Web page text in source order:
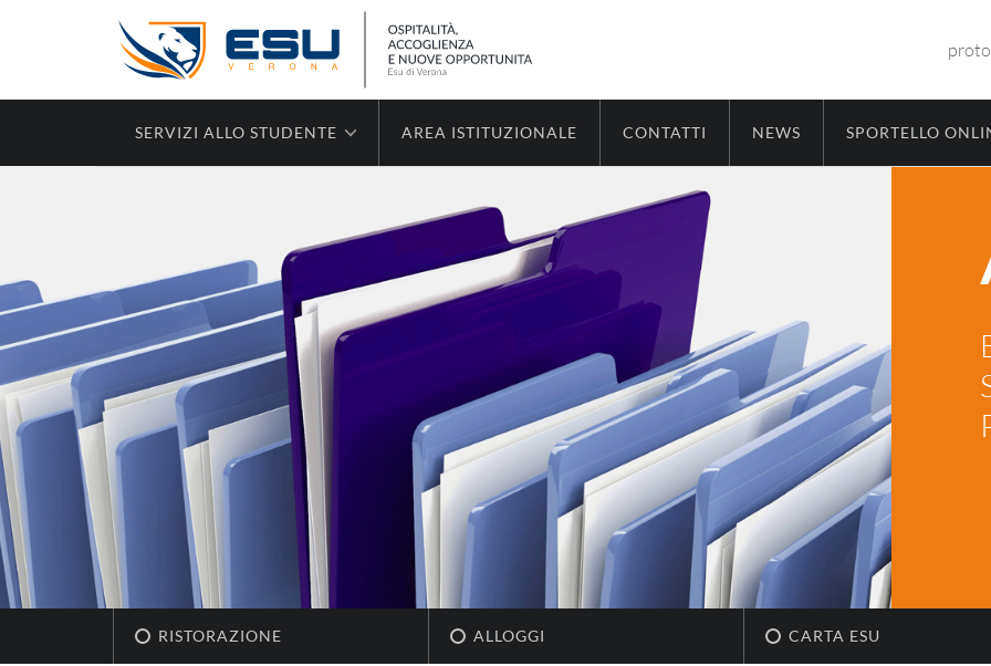
SERVIZI ALLO STUDENTE AREA ISTITUZIONALE CONTATTI NEWS SPORTELLO
RISTORAZIONE ALLOGGI CARTA ESU